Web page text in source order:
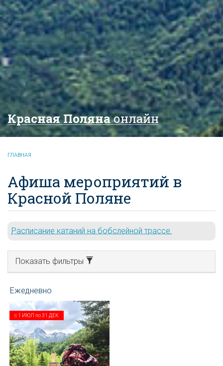
Красная Полянаонлайн
ГЛАВНАЯ
Афиша мероприятий в
Красной Поляне
Расписание катаний на бобслейной трассе.
Показать фильтры
с 1 ИЮЛ по31 ДЕК